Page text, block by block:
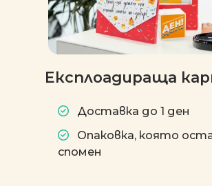
Експлоадираща
Доставка до 1 ден
Опаковка, която
спомен